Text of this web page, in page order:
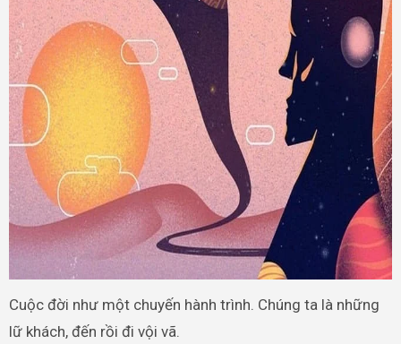
Cuộc đời như một chuyến hành trình. Chúng ta là những
lữ khách, đến rồi đi vội vã.